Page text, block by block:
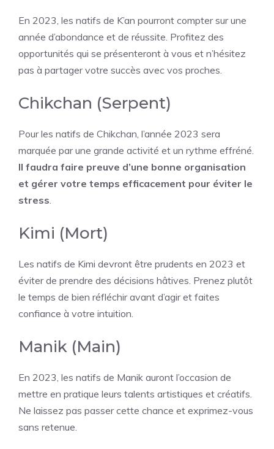
En 2023, les natifs de K’an pourront compter sur une
année d’abondance et de réussite. Profitez des
opportunités qui se présenteront à vous et n’hésitez
pas à partager votre succès avec vos proches.
Chikchan (Serpent)
Pour les natifs de Chikchan, l’année 2023 sera
marquée par une grande activité et un rythme effréné.
Il faudra faire preuve d’une bonne organisation
et gérer votre temps efficacement pour éviter le
stress
Kimi (Mort)
Les natifs de Kimi devront être prudents en 2023 et
éviter de prendre des décisions hâtives. Prenez plutôt
le temps de bien réfléchir avant d’agir et faites
confiance à votre intuition.
Manik (Main)
En 2023, les natifs de Manik auront l’occasion de
mettre en pratique leurs talents artistiques et créatifs.
Ne laissez pas passer cette chance et exprimez-vous
sans retenue.